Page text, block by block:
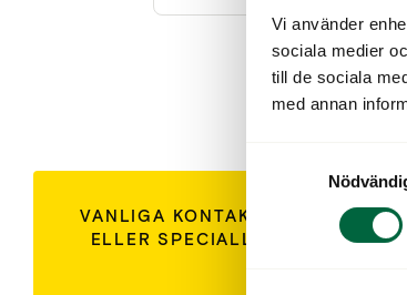
Vi använder
sociala medier
till de sociala
med annan
VANLIGA KONTAKTLINSER
ELLER SPECIALLINSER?